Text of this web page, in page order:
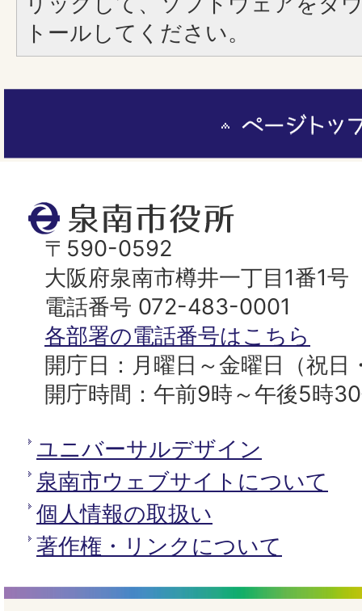
トールしてください。
泉
南
市
役
所
〒590-0592
大阪府泉南市樽井一丁目1番1号
電話番号 072-483-0001
各部署の電話番号はこちら
開庁日：月曜日～金曜日（祝日
開庁時間：午前9時～午後5時
ユニバーサルデザイン
泉南市ウェブサイトについて
個人情報の取扱い
著作権・リンクについて